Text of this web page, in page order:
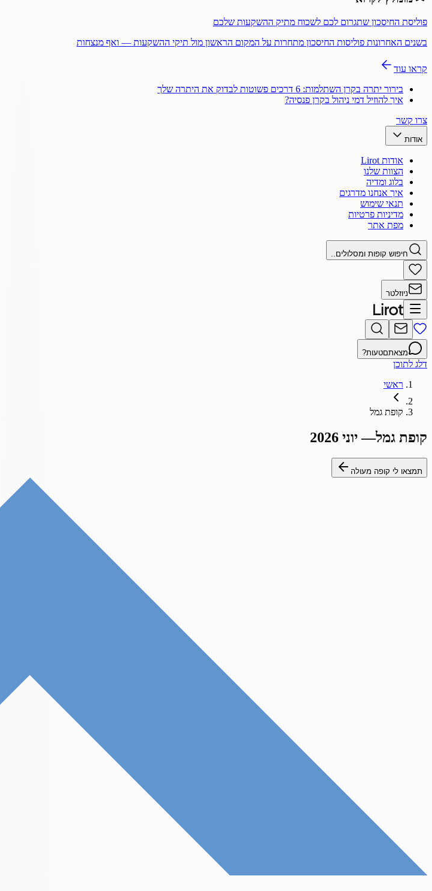
פוליסת החיסכון שתגרום לכם לשכוח מתיק ההשקעות שלכם
בשנים האחרונות פוליסות החיסכון מתחרות על המקום הראשון מול תיקי ההשקעות — ואף מנצחות
קראו עוד
בירור יתרה בקרן השתלמות: 6 דרכים פשוטות לבדוק את היתרה שלך
איך להוזיל דמי ניהול בקרן פנסיה?
צרו קשר
אודות
אודות Lirot
הצוות שלנו
בלוג ומדיה
איך אנחנו מדרגים
תנאי שימוש
מדיניות פרטיות
מפת אתר
חיפוש קופות ומסלולים..
ניוזלטר
מצאתםטעות?
דלג לתוכן
ראשי
קופת גמל
קופת גמל— יוני 2026
תמצאו לי קופה מעולה